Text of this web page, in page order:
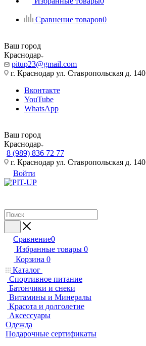
Сравнение товаров0
Ваш город
Краснодар
pitup23@gmail.com
г. Краснодар ул. Ставропольская д. 140
Вконтакте
YouTube
WhatsApp
Ваш город
Краснодар
8 (989) 836 72 77
г. Краснодар ул. Ставропольская д. 140
Войти
Сравнение0
Избранные товары 0
Корзина 0
Каталог
Спортивное питание
Батончики и снеки
Витамины и Минералы
Красота и долголетие
Аксессуары
Одежда
Подарочные сертификаты